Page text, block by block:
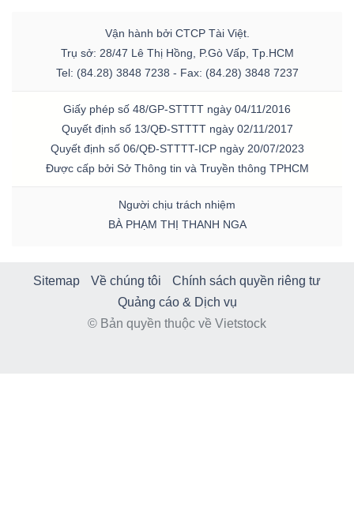
Vận hành bởi CTCP Tài Việt.
Trụ sở: 28/47 Lê Thị Hồng, P.Gò Vấp, Tp.HCM
Tel: (84.28) 3848 7238 - Fax: (84.28) 3848 7237
Giấy phép số 48/GP-STTTT ngày 04/11/2016
Quyết định số 13/QĐ-STTTT ngày 02/11/2017
Quyết định số 06/QĐ-STTTT-ICP ngày 20/07/2023
Được cấp bởi Sở Thông tin và Truyền thông TPHCM
Người chịu trách nhiệm
BÀ PHẠM THỊ THANH NGA
Sitemap Về chúng tôi
Chính sách quyền riêng tư
Quảng cáo & Dịch vụ
© Bản quyền thuộc về Vietstock